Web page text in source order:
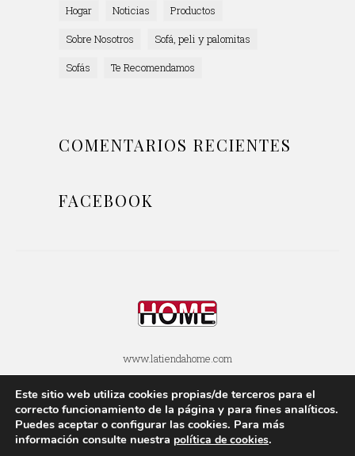
Hogar
Noticias
Productos
Sobre Nosotros
Sofá, peli y palomitas
Sofás
Te Recomendamos
COMENTARIOS RECIENTES
FACEBOOK
www.latiendahome.com
POLÍTICA DE COOKIES
POLÍTICA DE PRIVACIDAD
AVISOS LEGALES
SOBRE ESTE BLOG
Este sitio web utiliza cookies propias/de terceros para el
correcto funcionamiento de la página y para fines analí­ticos.
Puedes aceptar o configurar las cookies. Para más
información consulte nuestra polí­tica de cookies.